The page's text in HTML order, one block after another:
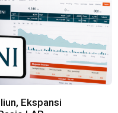
Ekspansi